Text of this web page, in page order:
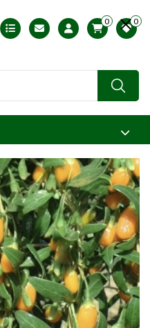
zónák
Nyomtatható ABC árjegyzék
Profilom
0 0